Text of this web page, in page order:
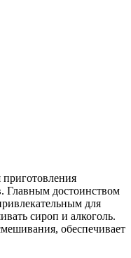
Главным достоинством
для
сироп и алкоголь.
обеспечивает